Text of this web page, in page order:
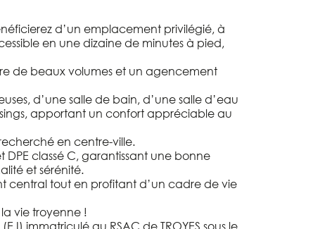
d’un emplacement privilégié, à
en une dizaine de minutes à pied,
de beaux volumes et un agencement
d’une salle de bain, d’une salle d’eau
apportant un confort appréciable au
en centre-ville.
classé C, garantissant une bonne
et sérénité.
central tout en profitant d’un cadre de vie
vie troyenne !
immatriculé au RSAC de TROYES sous le